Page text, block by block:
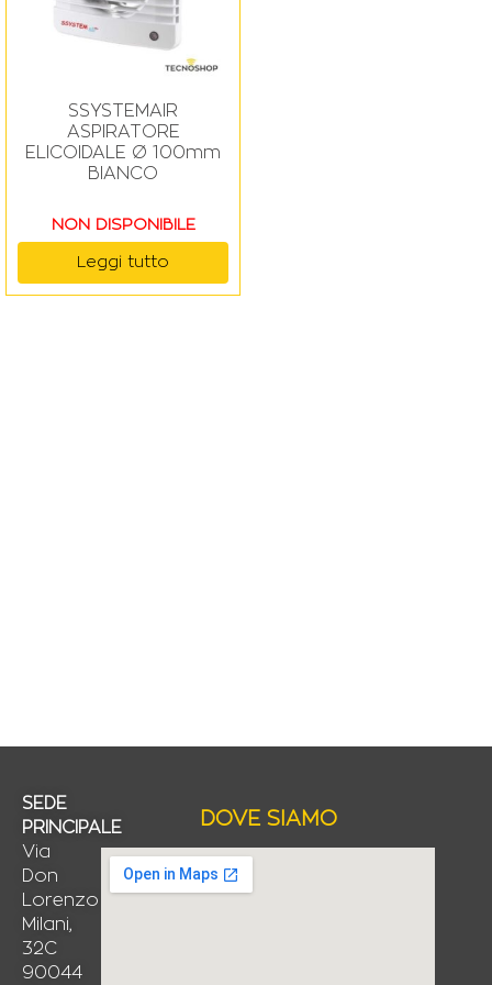
SSYSTEMAIR
ASPIRATORE
ELICOIDALE Ø 100mm
BIANCO
NON DISPONIBILE
Leggi tutto
SEDE
PRINCIPALE
Via
Don
Lorenzo
Milani,
32C
90044
DOVE SIAMO